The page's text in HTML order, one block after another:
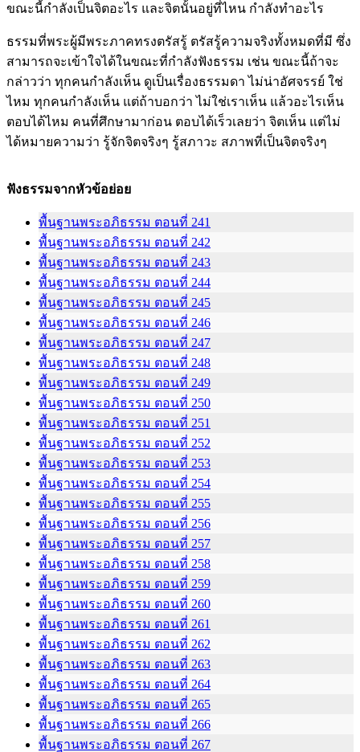
ขณะนี้กำลังเป็นจิตอะไร และจิตนั้นอยู่ที่ไหน กำลังทำอะไร
ธรรมที่พระผู้มีพระภาคทรงตรัสรู้ ตรัสรู้ความจริงทั้งหมดที่มี ซึ่ง
สามารถจะเข้าใจได้ในขณะที่กำลังฟังธรรม เช่น ขณะนี้ถ้าจะ
กล่าวว่า ทุกคนกำลังเห็น ดูเป็นเรื่องธรรมดา ไม่น่าอัศจรรย์ ใช่
ไหม ทุกคนกำลังเห็น แต่ถ้าบอกว่า ไม่ใช่เราเห็น แล้วอะไรเห็น
ตอบได้ไหม คนที่ศึกษามาก่อน ตอบได้เร็วเลยว่า จิตเห็น แต่ไม่
ได้หมายความว่า รู้จักจิตจริงๆ รู้สภาวะ สภาพที่เป็นจิตจริงๆ
ฟังธรรมจากหัวข้อย่อย
พื้นฐานพระอภิธรรม ตอนที่ 241
พื้นฐานพระอภิธรรม ตอนที่ 242
พื้นฐานพระอภิธรรม ตอนที่ 243
พื้นฐานพระอภิธรรม ตอนที่ 244
พื้นฐานพระอภิธรรม ตอนที่ 245
พื้นฐานพระอภิธรรม ตอนที่ 246
พื้นฐานพระอภิธรรม ตอนที่ 247
พื้นฐานพระอภิธรรม ตอนที่ 248
พื้นฐานพระอภิธรรม ตอนที่ 249
พื้นฐานพระอภิธรรม ตอนที่ 250
พื้นฐานพระอภิธรรม ตอนที่ 251
พื้นฐานพระอภิธรรม ตอนที่ 252
พื้นฐานพระอภิธรรม ตอนที่ 253
พื้นฐานพระอภิธรรม ตอนที่ 254
พื้นฐานพระอภิธรรม ตอนที่ 255
พื้นฐานพระอภิธรรม ตอนที่ 256
พื้นฐานพระอภิธรรม ตอนที่ 257
พื้นฐานพระอภิธรรม ตอนที่ 258
พื้นฐานพระอภิธรรม ตอนที่ 259
พื้นฐานพระอภิธรรม ตอนที่ 260
พื้นฐานพระอภิธรรม ตอนที่ 261
พื้นฐานพระอภิธรรม ตอนที่ 262
พื้นฐานพระอภิธรรม ตอนที่ 263
พื้นฐานพระอภิธรรม ตอนที่ 264
พื้นฐานพระอภิธรรม ตอนที่ 265
พื้นฐานพระอภิธรรม ตอนที่ 266
พื้นฐานพระอภิธรรม ตอนที่ 267